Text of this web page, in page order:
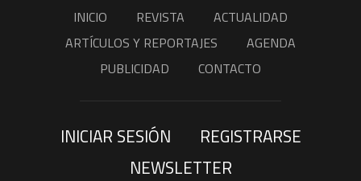
INICIO REVISTA
ACTUALIDAD
ARTÍCULOS Y REPORTAJES
AGENDA
PUBLICIDAD
CONTACTO
INICIAR SESIÓN
REGISTRARSE
NEWSLETTER